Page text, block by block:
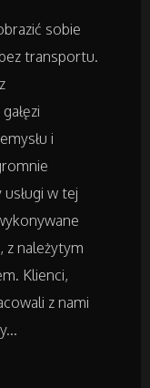
sobie
transportu.
i
w tej
z należytym
Klienci,
z nami